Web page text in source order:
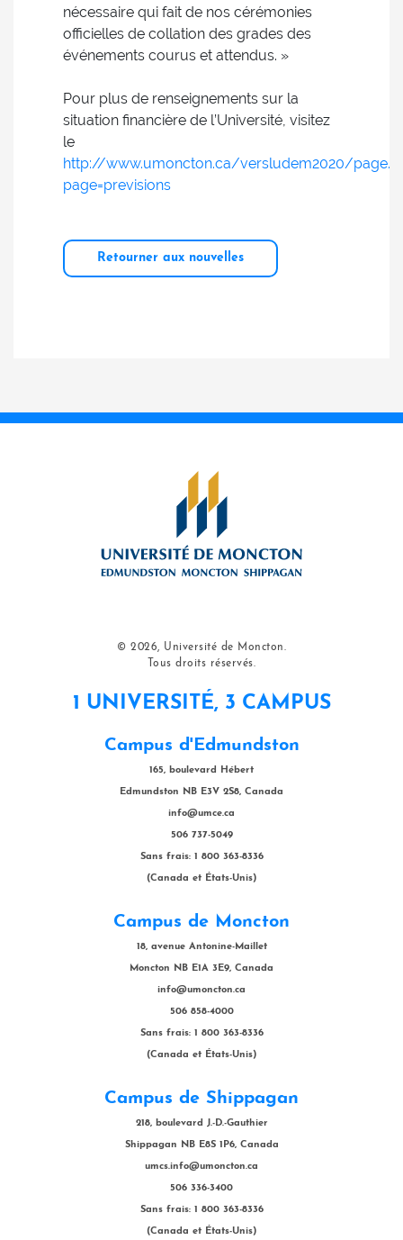
nécessaire qui fait de nos cérémonies
officielles de collation des grades des
événements courus et attendus. »
Pour plus de renseignements sur la
situation financière de l’Université, visitez
le
http://www.umoncton.ca/versludem2020/
page=previsions
Retourner aux nouvelles
© 2026, Université de Moncton.
Tous droits réservés.
1 UNIVERSITÉ, 3 CAMPUS
Campus d'Edmundston
165, boulevard Hébert
Edmundston NB E3V 2S8, Canada
info@umce.ca
506 737-5049
Sans frais: 1 800 363-8336
(Canada et États-Unis)
Campus de Moncton
18, avenue Antonine-Maillet
Moncton NB E1A 3E9, Canada
info@umoncton.ca
506 858-4000
Sans frais: 1 800 363-8336
(Canada et États-Unis)
Campus de Shippagan
218, boulevard J.-D.-Gauthier
Shippagan NB E8S 1P6, Canada
umcs.info@umoncton.ca
506 336-3400
Sans frais: 1 800 363-8336
(Canada et États-Unis)